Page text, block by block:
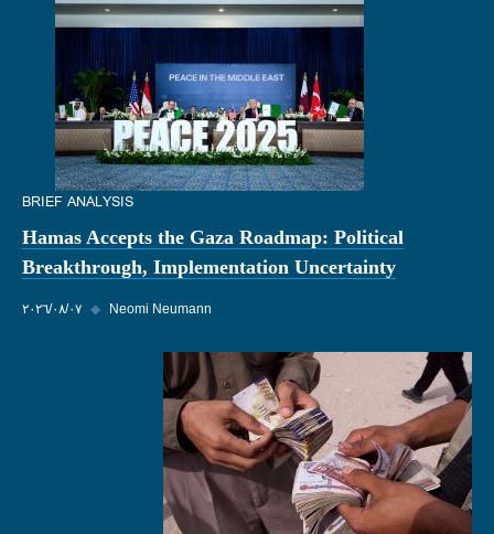
BRIEF ANALYSIS
Hamas Accepts the Gaza Roadmap: Political
Breakthrough, Implementation Uncertainty
٠٧‏/٠٨‏/٢٠٢٦ ◆ Neomi Neumann